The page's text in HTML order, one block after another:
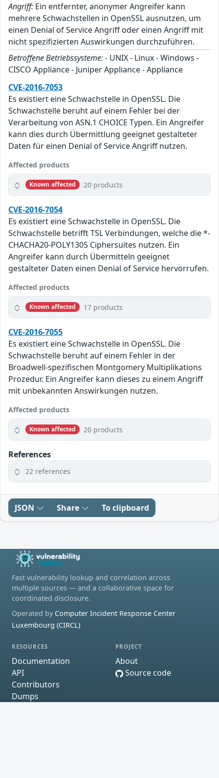
Angriff: Ein entfernter, anonymer Angreifer kann
mehrere Schwachstellen in OpenSSL ausnutzen, um
einen Denial of Service Angriff oder einen Angriff mit
nicht spezifizierten Auswirkungen durchzuführen.
Betroffene Betriebssysteme:- UNIX - Linux - Windows -
CISCO Appliance - Juniper Appliance - Appliance
CVE-2016-7053
Es existiert eine Schwachstelle in OpenSSL. Die
Schwachstelle beruht auf einem Fehler bei der
Verarbeitung von ASN.1 CHOICE Typen. Ein Angreifer
kann dies durch Übermittlung geeignet gestalteter
Daten für einen Denial of Service Angriff nutzen.
Affected products
Known affected 20 products
CVE-2016-7054
Es existiert eine Schwachstelle in OpenSSL. Die
Schwachstelle betrifft TSL Verbindungen, welche die *-
CHACHA20-POLY1305 Ciphersuites nutzen. Ein
Angreifer kann durch Übermitteln geeignet
gestalteter Daten einen Denial of Service hervorrufen.
Affected products
Known affected 17 products
CVE-2016-7055
Es existiert eine Schwachstelle in OpenSSL. Die
Schwachstelle beruht auf einem Fehler in der
Broadwell-spezifischen Montgomery Multiplikations
Prozedur. Ein Angreifer kann dieses zu einem Angriff
mit unbekannten Answirkungen nutzen.
Affected products
Known affected 20 products
References
22 references
JSON Share To clipboard
Fast vulnerability lookup and correlation across
multiple sources — and a collaborative space for
coordinated disclosure.
Operated by Computer Incident Response Center
Luxembourg (CIRCL)
RESOURCES
Documentation
API
Contributors
Dumps
PROJECT
About
Source code